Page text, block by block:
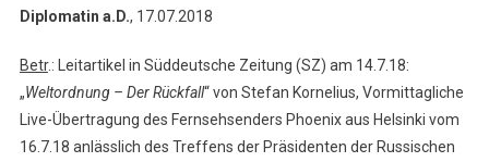
Diplomatin a.D., 17.07.2018
Betr.: Leitartikel in Süddeutsche Zeitung (SZ) am 14.7.18:
„Weltordnung – Der Rückfall“ von Stefan Kornelius, Vormittagliche
Live-Übertragung des Fernsehsenders Phoenix aus Helsinki vom
16.7.18 anlässlich des Treffens der Präsidenten der Russischen